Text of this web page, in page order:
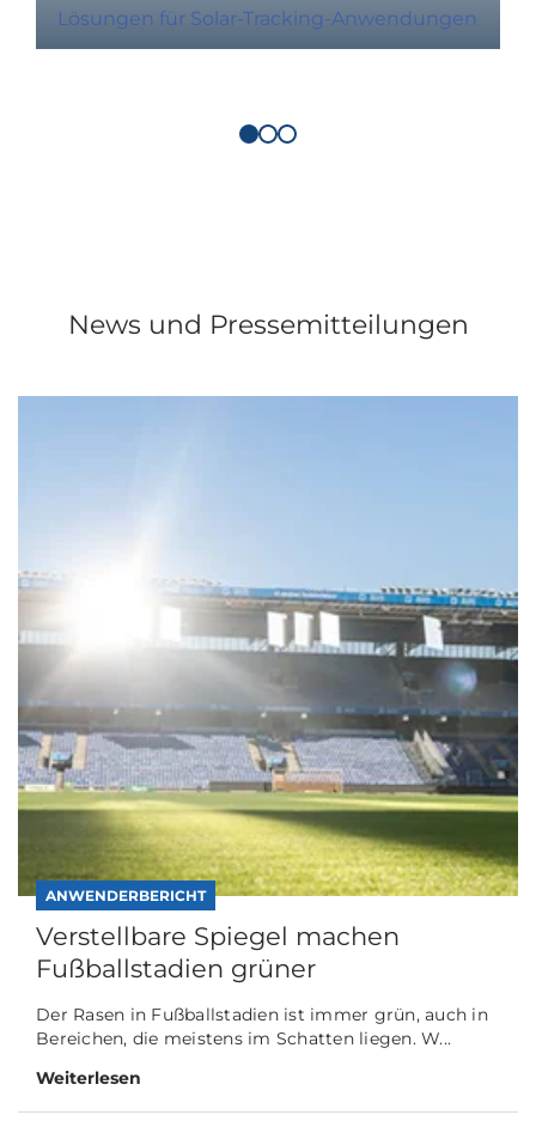
Lösungen für Solar-Tracking-Anwendungen
News und Pressemitteilungen
ANWENDERBERICHT
Verstellbare Spiegel machen
Fußballstadien grüner
Der Rasen in Fußballstadien ist immer grün, auch in
Bereichen, die meistens im Schatten liegen. W...
Weiterlesen